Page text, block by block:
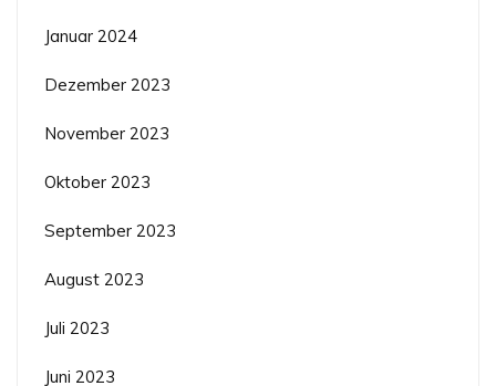
Januar 2024
Dezember 2023
November 2023
Oktober 2023
September 2023
August 2023
Juli 2023
Juni 2023